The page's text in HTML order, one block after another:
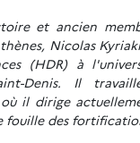
et ancien
Nicolas
(HDR) à
Denis. Il
il dirige
fouille des